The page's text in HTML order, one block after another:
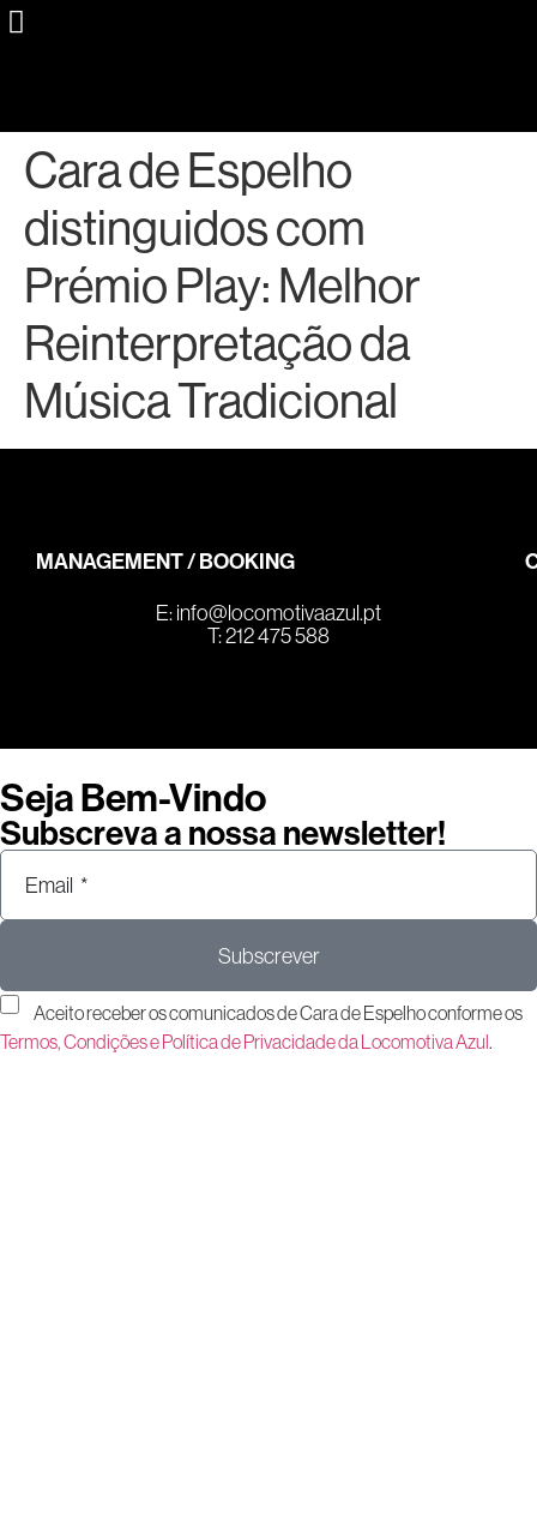
Cara de Espelho
distinguidos com
Prémio Play: Melhor
Reinterpretação da
Música Tradicional
MANAGEMENT / BOOKING
E:info@locomotivaazul.pt
T: 212 475 588
Seja Bem-Vindo
Subscreva a nossa newsletter!
Aceito receber os comunicados de Cara de Espelho conforme os
Termos, Condições e Política de Privacidade da Locomotiva Azul.
Subscrever